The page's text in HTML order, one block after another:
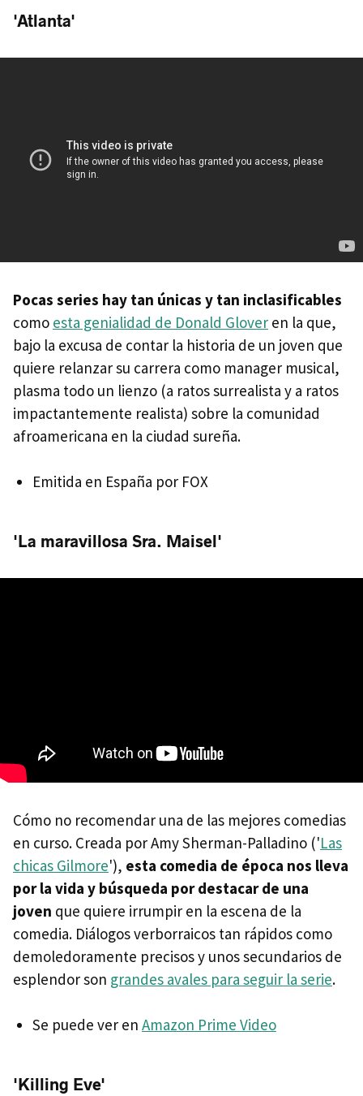
'Atlanta'
Pocas series hay tan únicas y tan inclasificables
como esta genialidad de Donald Glover en la que,
bajo la excusa de contar la historia de un joven que
quiere relanzar su carrera como manager musical,
plasma todo un lienzo (a ratos surrealista y a ratos
impactantemente realista) sobre la comunidad
afroamericana en la ciudad sureña.
Emitida en España por FOX
'La maravillosa Sra. Maisel'
Cómo no recomendar una de las mejores comedias
en curso. Creada por Amy Sherman-Palladino ('Las
chicas Gilmore'), esta comedia de época nos lleva
por la vida y búsqueda por destacar de una
joven que quiere irrumpir en la escena de la
comedia. Diálogos verborraicos tan rápidos como
demoledoramente precisos y unos secundarios de
esplendor son grandes avales para seguir la serie.
Se puede ver en Amazon Prime Video
'Killing Eve'